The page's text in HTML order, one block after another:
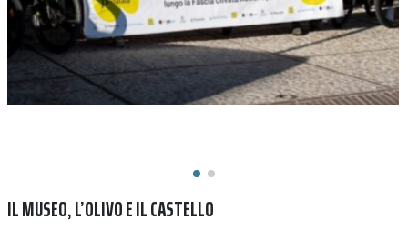
IL MUSEO, L’OLIVO E IL CASTELLO